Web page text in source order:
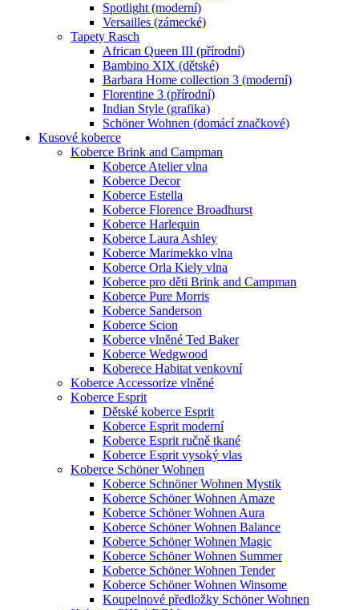
Spotlight (moderní)
Versailles (zámecké)
Tapety Rasch
African Queen III (přírodní)
Bambino XIX (dětské)
Barbara Home collection 3 (moderní)
Florentine 3 (přírodní)
Indian Style (grafika)
Schöner Wohnen (domácí značkové)
Kusové koberce
Koberce Brink and Campman
Koberce Atelier vlna
Koberce Decor
Koberce Estella
Koberce Florence Broadhurst
Koberce Harlequin
Koberce Laura Ashley
Koberce Marimekko vlna
Koberce Orla Kiely vlna
Koberce pro děti Brink and Campman
Koberce Pure Morris
Koberce Sanderson
Koberce Scion
Koberce vlněné Ted Baker
Koberce Wedgwood
Koberece Habitat venkovní
Koberce Accessorize vlněné
Koberce Esprit
Dětské koberce Esprit
Koberce Esprit moderní
Koberce Esprit ručně tkané
Koberce Esprit vysoký vlas
Koberce Schöner Wohnen
Koberce Schnöner Wohnen Mystik
Koberce Schöner Wohnen Amaze
Koberce Schöner Wohnen Aura
Koberce Schöner Wohnen Balance
Koberce Schöner Wohnen Magic
Koberce Schöner Wohnen Summer
Koberce Schöner Wohnen Tender
Koberce Schöner Wohnen Winsome
Koupelnové předložky Schöner Wohnen